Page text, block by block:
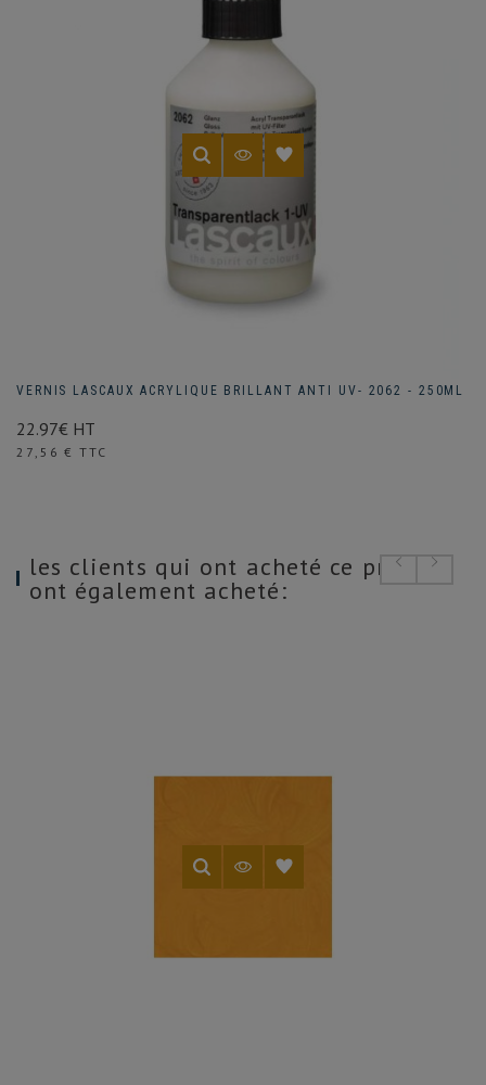
VERNIS LASCAUX ACRYLIQUE BRILLANT ANTI UV- 2062 - 250ML
22.97€ HT
Prix
27,56 € TTC
les clients qui ont acheté ce produit
ont également acheté: